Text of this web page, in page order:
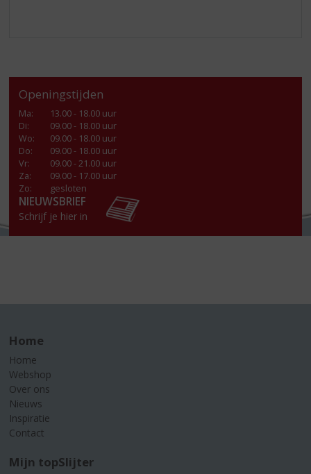
Openingstijden
Ma:
13.00 - 18.00 uur
Di:
09.00 - 18.00 uur
Wo:
09.00 - 18.00 uur
Do:
09.00 - 18.00 uur
Vr:
09.00 - 21.00 uur
Za:
09.00 - 17.00 uur
Zo:
gesloten
NIEUWSBRIEF
Schrijf je hier in
Home
Home
Webshop
Over ons
Nieuws
Inspiratie
Contact
Mijn topSlijter